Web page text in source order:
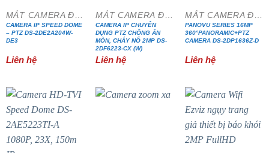
CAMERA IP SPEED DOME
– PTZ DS-2DE2A204W-
DE3
Liên hệ
CAMERA IP CHUYÊN
DỤNG PTZ CHỐNG ĂN
MÒN, CHÁY NỔ 2MP DS-
2DF6223-CX (W)
Liên hệ
PANOVU SERIES 16MP
360°PANORAMIC+PTZ
CAMERA DS-2DP1636Z-D
Liên hệ